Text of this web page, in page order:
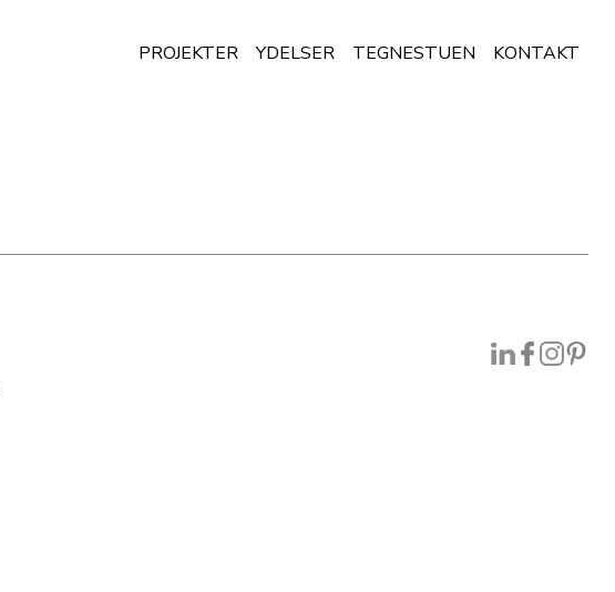
PROJEKTER YDELSER TEGNESTUEN KONTAKT